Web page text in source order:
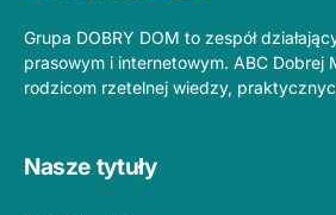
Grupa DOBRY DOM to zespół
prasowym i internetowym. ABC Dobrej
rodzicom rzetelnej wiedzy,
Nasze tytuły